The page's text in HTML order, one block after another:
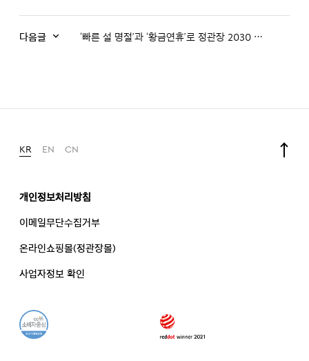
다음글 ‘빠른 설 명절’과 ‘황금연휴’로 정관장 2030 수요 번쩍!
KR EN CN
개인정보처리방침
이메일무단수집거부
온라인쇼핑몰(정관장몰)
사업자정보 확인